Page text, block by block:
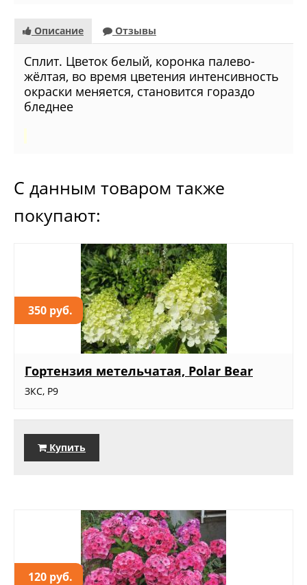
Описание Отзывы
Сплит. Цветок белый, коронка палево-
жёлтая, во время цветения интенсивность
окраски меняется, становится гораздо
бледнее
С данным товаром также
покупают:
350 руб.
Гортензия метельчатая, Polar Bear
ЗКС, Р9
Купить
120 руб.